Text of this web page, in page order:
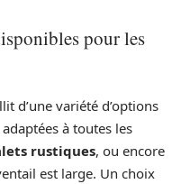
pour les
d’une variété d’options
à toutes les
rustiques, ou encore
est large. Un choix